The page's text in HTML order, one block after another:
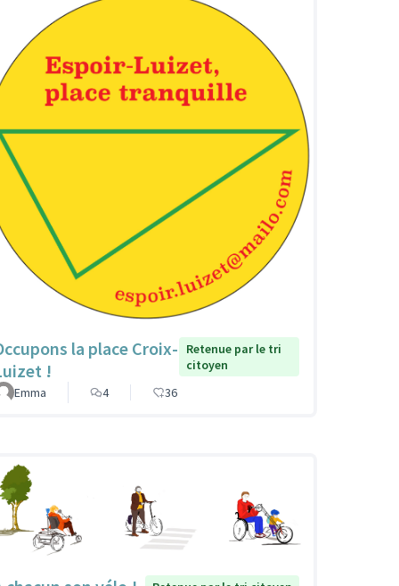
la place Croix-
!
Retenue par le tri
citoyen
Emma
4 36